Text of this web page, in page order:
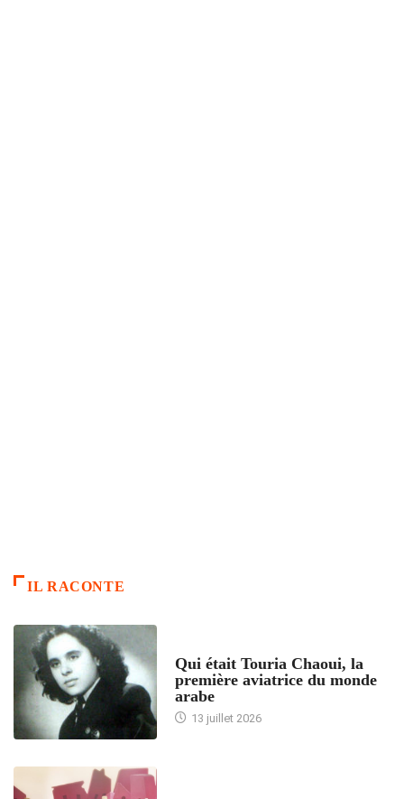
IL RACONTE
Qui était Touria Chaoui, la
première aviatrice du monde
arabe
13 juillet 2026